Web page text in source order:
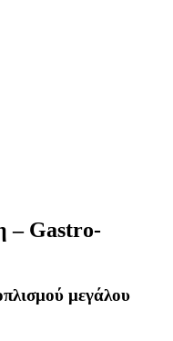
– Gastro-
μεγάλου